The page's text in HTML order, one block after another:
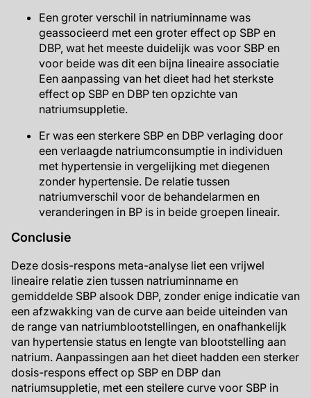
Een groter verschil in natriuminname was
geassocieerd met een groter effect op SBP en
DBP, wat het meeste duidelijk was voor SBP en
voor beide was dit een bijna lineaire associatie
Een aanpassing van het dieet had het sterkste
effect op SBP en DBP ten opzichte van
natriumsuppletie.
Er was een sterkere SBP en DBP verlaging door
een verlaagde natriumconsumptie in individuen
met hypertensie in vergelijking met diegenen
zonder hypertensie. De relatie tussen
natriumverschil voor de behandelarmen en
veranderingen in BP is in beide groepen lineair.
Conclusie
Deze dosis-respons meta-analyse liet een vrijwel
lineaire relatie zien tussen natriuminname en
gemiddelde SBP alsook DBP, zonder enige indicatie van
een afzwakking van de curve aan beide uiteinden van
de range van natriumblootstellingen, en onafhankelijk
van hypertensie status en lengte van blootstelling aan
natrium. Aanpassingen aan het dieet hadden een sterker
dosis-respons effect op SBP en DBP dan
natriumsuppletie, met een steilere curve voor SBP in